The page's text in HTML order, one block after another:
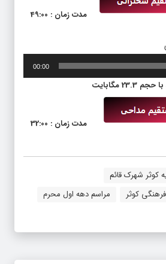
مدت زمان : 49:00
00:00
23.3 مگابایت
مدت زمان : 32:00
کوثر شهرک قائم
کوثر
مراسم دهه اول محرم